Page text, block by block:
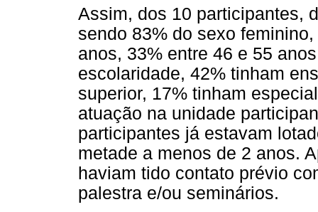
Assim, dos 10 participantes,
sendo 83% do sexo
anos, 33% entre 46 e 55
escolaridade, 42% tinham
superior, 17% tinham
atuação na unidade
participantes já estavam
metade a menos de 2 anos.
haviam tido contato prévio
palestra e/ou seminários.